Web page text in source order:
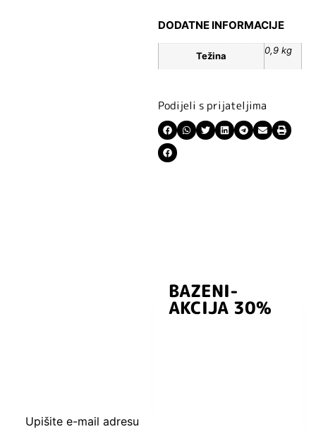
DODATNE INFORMACIJE
Težina 0,9 kg
Podijeli s prijateljima
Upišite e-mail adresu
BAZENI-
AKCIJA 30%